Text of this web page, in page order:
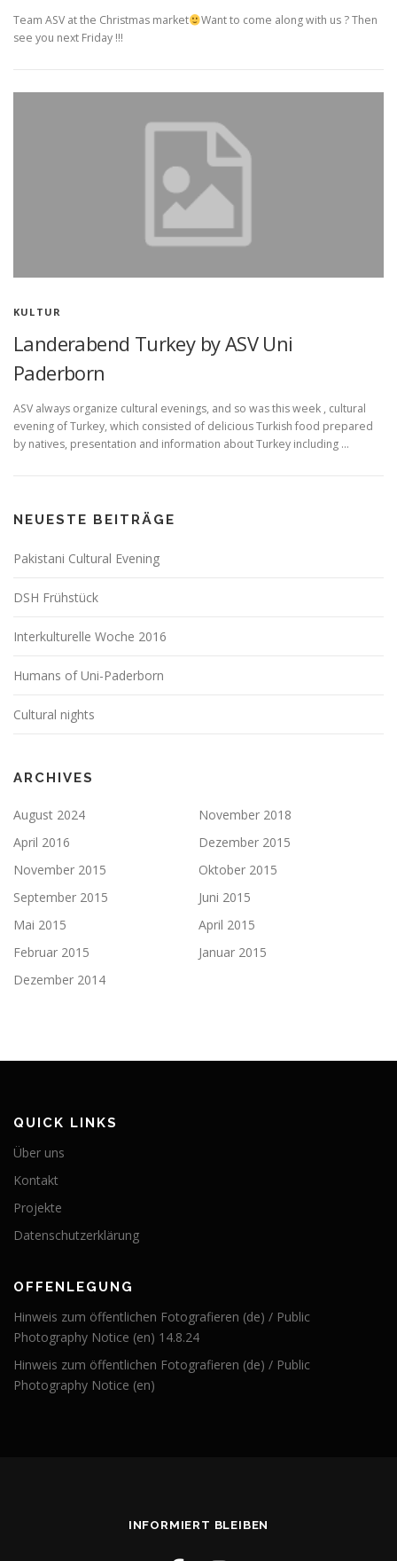
Team ASV at the Christmas market
Want to come along with us ? Then
see you next Friday !!!
KULTUR
Landerabend Turkey by ASV Uni
Paderborn
ASV always organize cultural evenings, and so was this week , cultural
evening of Turkey, which consisted of delicious Turkish food prepared
by natives, presentation and information about Turkey including …
NEUESTE BEITRÄGE
Pakistani Cultural Evening
DSH Frühstück
Interkulturelle Woche 2016
Humans of Uni-Paderborn
Cultural nights
ARCHIVES
August 2024
November 2018
April 2016
Dezember 2015
November 2015
Oktober 2015
September 2015
Juni 2015
Mai 2015
April 2015
Februar 2015
Januar 2015
Dezember 2014
QUICK LINKS
Über uns
Kontakt
Projekte
Datenschutzerklärung
OFFENLEGUNG
Hinweis zum öffentlichen Fotografieren (de) / Public
Photography Notice (en) 14.8.24
Hinweis zum öffentlichen Fotografieren (de) / Public
Photography Notice (en)
INFORMIERT BLEIBEN